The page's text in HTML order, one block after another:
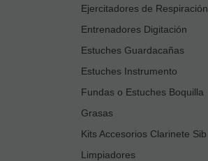
Ejercitadores de Respiración
Entrenadores Digitación
Estuches Guardacañas
Estuches Instrumento
Fundas o Estuches Boquilla
Grasas
Kits Accesorios Clarinete Sib
Limpiadores